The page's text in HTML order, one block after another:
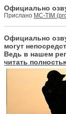
Официально
Прислано MC-TIM
Официально
могут
Ведь в нашем
читать